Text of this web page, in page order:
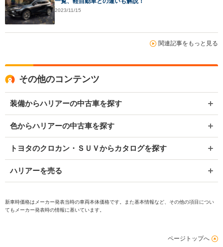
2023/11/15
関連記事をもっと見る
その他のコンテンツ
装備からハリアーの中古車を探す
色からハリアーの中古車を探す
トヨタのクロカン・ＳＵＶからカタログを探す
ハリアーを売る
新車時価格はメーカー発表当時の車両本体価格です。また基本情報など、その他の項目につい
てもメーカー発表時の情報に基いています。
ページトップへ